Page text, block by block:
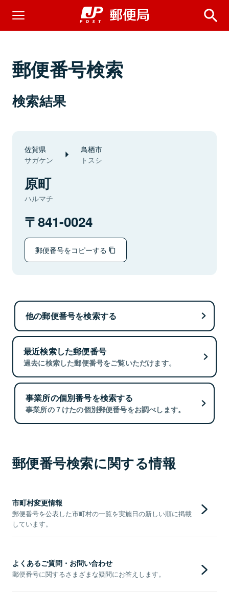
郵便番号検索
検索結果
佐賀県
サガケン
鳥栖市
トスシ
原町
ハルマチ
841-0024
郵便番号をコピーする
他の郵便番号を検索する
最近検索した郵便番号
過去に検索した郵便番号をご覧いただけます。
事業所の個別番号を検索する
事業所の７けたの個別郵便番号をお調べします。
郵便番号検索に関する情報
市町村変更情報
郵便番号を公表した市町村の一覧を実施日の新しい順に掲載
しています。
よくあるご質問・お問い合わせ
郵便番号に関するさまざまな疑問にお答えします。